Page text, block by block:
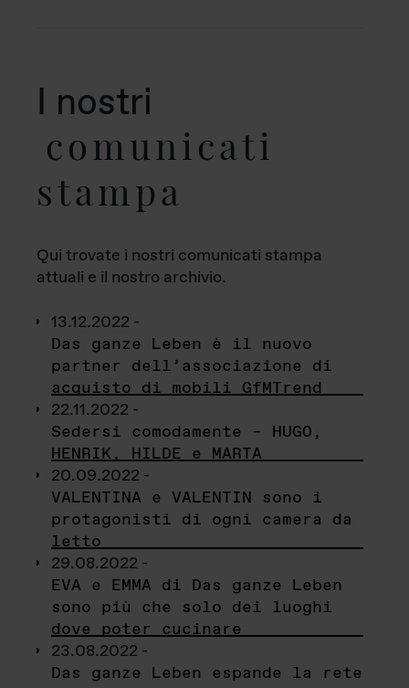
I nostri
comunicati
stampa
Qui trovate i nostri comunicati stampa
attuali e il nostro archivio.
13.12.2022 -
Das ganze Leben è il nuovo
partner dell’associazione di
acquisto di mobili GfMTrend
22.11.2022 -
Sedersi comodamente – HUGO,
HENRIK, HILDE e MARTA
20.09.2022 -
VALENTINA e VALENTIN sono i
protagonisti di ogni camera da
letto
29.08.2022 -
EVA e EMMA di Das ganze Leben
sono più che solo dei luoghi
dove poter cucinare
23.08.2022 -
Das ganze Leben espande la rete